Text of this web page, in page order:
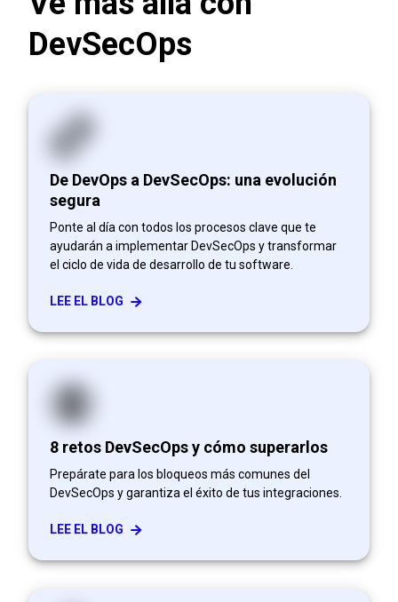
DevSecOps
De DevOps a DevSecOps: una evolución
segura
Ponte al día con todos los procesos clave que te
ayudarán a implementar DevSecOps y transformar
el ciclo de vida de desarrollo de tu software.
LEE EL BLOG
8 retos DevSecOps y cómo superarlos
Prepárate para los bloqueos más comunes del
DevSecOps y garantiza el éxito de tus integraciones.
LEE EL BLOG